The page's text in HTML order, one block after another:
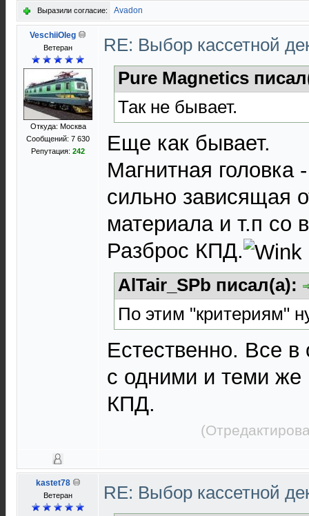
Выразили согласие: Avadon
VeschiiOleg
Ветеран
Откуда: Москва
Сообщений: 7 630
Репутация: 242
RE: Выбор кассетной
Pure Magnetics
Так не бывает.
Еще как бывает.
Магнитная
сильно зависящая
материала и т.п
Разброс КПД.
AlTair_SPb писал(а):
По этим "критериям"
Естественно. Все
с одними и теми же
КПД.
kastet78
Ветеран
RE: Выбор кассетной